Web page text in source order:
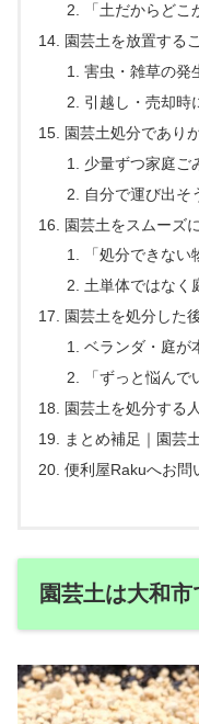
「土だからど
園芸土を放置する
害虫・雑草の発
引越し・売却時
園芸土処分であり
少量ずつ家庭ご
自分で運び出そ
園芸土をスムーズ
「処分できな
土単体ではなく
園芸土を処分した
ベランダ・庭が
「ずっと悩ん
園芸土を処分する
まとめ補足｜園芸
便利屋Rakuへお問
園芸土は大和